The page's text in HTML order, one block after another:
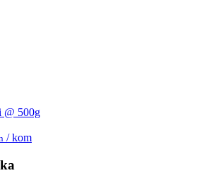
@ 500g
/ kom